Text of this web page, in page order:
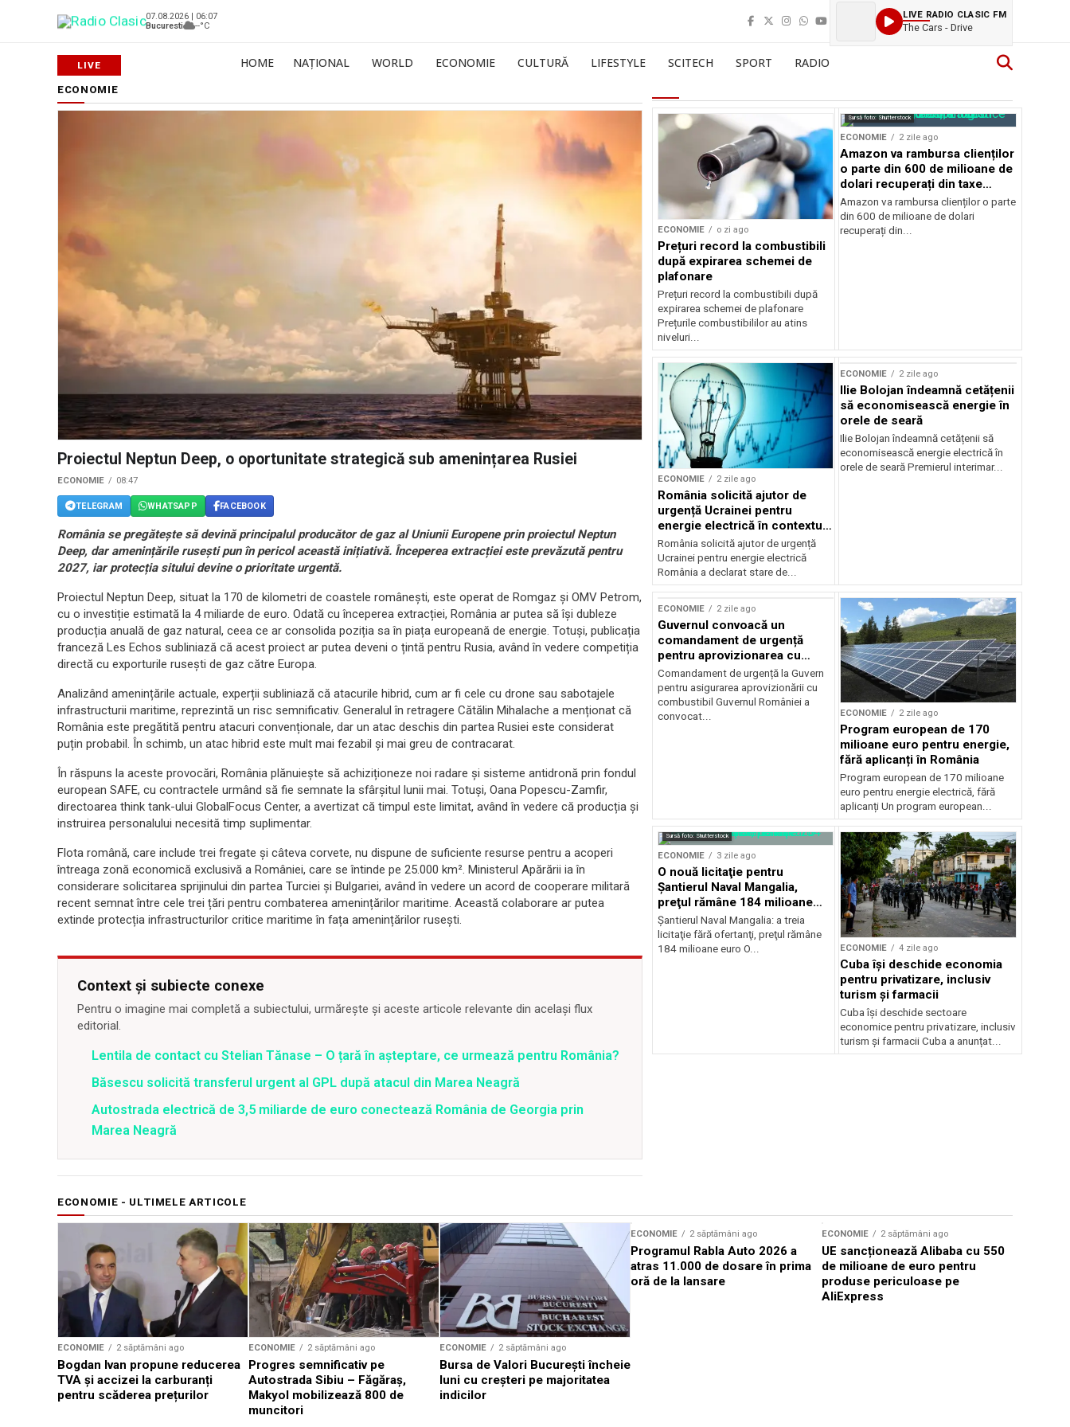
07.08.2026 | 06:07
Bucuresti
--°C
LIVE RADIO CLASIC FM
The Cars - Drive
HOME NAȚIONAL WORLD ECONOMIE CULTURĂ LIFESTYLE SCITECH SPORT RADIO
ECONOMIE
Proiectul Neptun Deep, o oportunitate strategică sub amenințarea Rusiei
ECONOMIE 08:47
TELEGRAM WHATSAPP FACEBOOK
România se pregătește să devină principalul producător de gaz al Uniunii Europene prin proiectul Neptun
Deep, dar amenințările rusești pun în pericol această inițiativă. Începerea extracției este prevăzută pentru
2027, iar protecția sitului devine o prioritate urgentă.
Proiectul Neptun Deep, situat la 170 de kilometri de coastele românești, este operat de Romgaz și OMV Petrom,
cu o investiție estimată la 4 miliarde de euro. Odată cu începerea extracției, România ar putea să își dubleze
producția anuală de gaz natural, ceea ce ar consolida poziția sa în piața europeană de energie. Totuși, publicația
franceză Les Echos subliniază că acest proiect ar putea deveni o țintă pentru Rusia, având în vedere competiția
directă cu exporturile rusești de gaz către Europa.
Analizând amenințările actuale, experții subliniază că atacurile hibrid, cum ar fi cele cu drone sau sabotajele
infrastructurii maritime, reprezintă un risc semnificativ. Generalul în retragere Cătălin Mihalache a menționat că
România este pregătită pentru atacuri convenționale, dar un atac deschis din partea Rusiei este considerat
puțin probabil. În schimb, un atac hibrid este mult mai fezabil și mai greu de contracarat.
În răspuns la aceste provocări, România plănuiește să achiziționeze noi radare și sisteme antidronă prin fondul
european SAFE, cu contractele urmând să fie semnate la sfârșitul lunii mai. Totuși, Oana Popescu-Zamfir,
directoarea think tank-ului GlobalFocus Center, a avertizat că timpul este limitat, având în vedere că producția și
instruirea personalului necesită timp suplimentar.
Flota română, care include trei fregate și câteva corvete, nu dispune de suficiente resurse pentru a acoperi
întreaga zonă economică exclusivă a României, care se întinde pe 25.000 km². Ministerul Apărării ia în
considerare solicitarea sprijinului din partea Turciei și Bulgariei, având în vedere un acord de cooperare militară
recent semnat între cele trei țări pentru combaterea amenințărilor maritime. Această colaborare ar putea
extinde protecția infrastructurilor critice maritime în fața amenințărilor rusești.
Context și subiecte conexe
Pentru o imagine mai completă a subiectului, urmărește și aceste articole relevante din același flux
editorial.
Lentila de contact cu Stelian Tănase – O țară în așteptare, ce urmează pentru România?
Băsescu solicită transferul urgent al GPL după atacul din Marea Neagră
Autostrada electrică de 3,5 miliarde de euro conectează România de Georgia prin
Marea Neagră
ECONOMIE o zi ago
Prețuri record la combustibili
după expirarea schemei de
plafonare
Prețuri record la combustibili după
expirarea schemei de plafonare
Prețurile combustibililor au atins
niveluri...
Sursă foto: Shutterstock
ECONOMIE 2 zile ago
Amazon va rambursa clienților
o parte din 600 de milioane de
dolari recuperați din taxe
vamale
Amazon va rambursa clienților o parte
din 600 de milioane de dolari
recuperați din...
ECONOMIE 2 zile ago
România solicită ajutor de
urgență Ucrainei pentru
energie electrică în contextul
crizei energetice
România solicită ajutor de urgență
Ucrainei pentru energie electrică
România a declarat stare de...
ECONOMIE 2 zile ago
Ilie Bolojan îndeamnă cetățenii
să economisească energie în
orele de seară
Ilie Bolojan îndeamnă cetățenii să
economisească energie electrică în
orele de seară Premierul interimar...
ECONOMIE 2 zile ago
Guvernul convoacă un
comandament de urgență
pentru aprovizionarea cu
combustibil
Comandament de urgență la Guvern
pentru asigurarea aprovizionării cu
combustibil Guvernul României a
convocat...
ECONOMIE 2 zile ago
Program european de 170
milioane euro pentru energie,
fără aplicanți în România
Program european de 170 milioane
euro pentru energie electrică, fără
aplicanți Un program european...
Sursă foto: Shutterstock
ECONOMIE 3 zile ago
O nouă licitaţie pentru
Şantierul Naval Mangalia,
preţul rămâne 184 milioane
euro
Şantierul Naval Mangalia: a treia
licitaţie fără ofertanţi, preţul rămâne
184 milioane euro O...
ECONOMIE 4 zile ago
Cuba își deschide economia
pentru privatizare, inclusiv
turism și farmacii
Cuba își deschide sectoare
economice pentru privatizare, inclusiv
turism și farmacii Cuba a anunțat...
ECONOMIE - ULTIMELE ARTICOLE
ECONOMIE 2 săptămâni ago
Bogdan Ivan propune reducerea
TVA și accizei la carburanți
pentru scăderea prețurilor
ECONOMIE 2 săptămâni ago
Progres semnificativ pe
Autostrada Sibiu – Făgăraş,
Makyol mobilizează 800 de
muncitori
ECONOMIE 2 săptămâni ago
Bursa de Valori Bucureşti încheie
luni cu creșteri pe majoritatea
indicilor
ECONOMIE 2 săptămâni ago
Programul Rabla Auto 2026 a
atras 11.000 de dosare în prima
oră de la lansare
ECONOMIE 2 săptămâni ago
UE sancționează Alibaba cu 550
de milioane de euro pentru
produse periculoase pe
AliExpress